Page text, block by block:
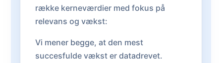
række kerneværdier med fokus på
relevans og vækst:
Vi mener begge, at den mest
succesfulde vækst er datadrevet.